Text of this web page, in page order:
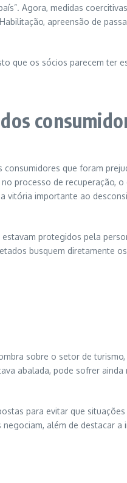
Agora, medidas
apreensão de
que os sócios parecem
que foram
processo de recuperação,
vitória importante ao
protegidos pela
busquem diretamente
sobre o setor de
abalada, pode sofrer
para evitar que
além de destacar